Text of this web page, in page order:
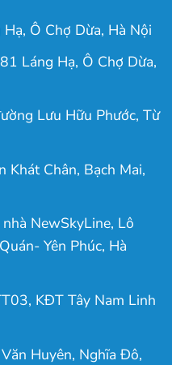
Ô Chợ Dừa, Hà Nội
Láng Hạ, Ô Chợ Dừa,
Lưu Hữu Phước, Từ
Khát Chân, Bạch Mai,
NewSkyLine, Lô
Yên Phúc, Hà
KĐT Tây Nam Linh
Huyên, Nghĩa Đô,